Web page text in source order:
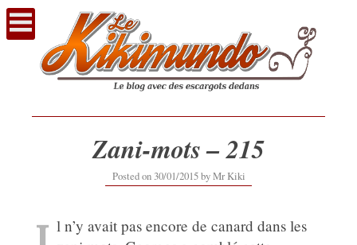
Voir
contenu
Zani-mots – 215
Posted on 30/01/201512/09/2019
byMr Kiki
l n’y avait pas encore de canard dans les